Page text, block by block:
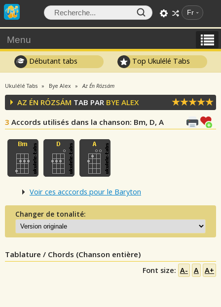
Fr
Menu
Débutant tabs Top Ukulélé Tabs
Ukulélé Tabs Bye Alex Az Én Rózsám
AZ ÉN RÓZSÁM TAB PAR BYE ALEX
3 Accords utilisés dans la chanson: Bm, D, A
Voir ces acccords pour le Baryton
Changer de tonalité:
Tablature / Chords (Chanson entière)
Font size: A- A A+